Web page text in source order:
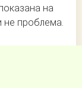
на
не проблема.